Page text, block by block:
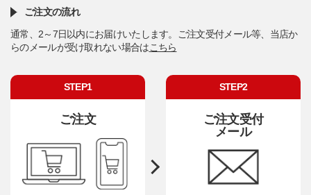
ご注文の流れ
通常、2～7日以内にお届けいたします。ご注文受付メール等、当店か
らのメールが受け取れない場合はこちら
STEP1
ご注文
STEP2
ご注文受付
メール